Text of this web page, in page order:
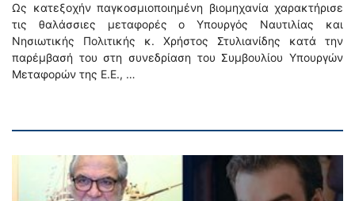
Ως κατεξοχήν παγκοσμιοποιημένη βιομηχανία χαρακτήρισε
τις θαλάσσιες μεταφορές ο Υπουργός Ναυτιλίας και
Νησιωτικής Πολιτικής κ. Χρήστος Στυλιανίδης κατά την
παρέμβασή του στη συνεδρίαση του Συμβουλίου Υπουργών
Μεταφορών της Ε.Ε., …